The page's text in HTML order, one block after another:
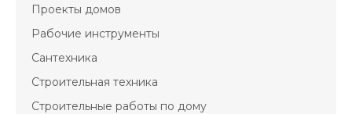
Проекты домов
Рабочие инструменты
Сантехника
Строительная техника
Строительные работы по дому